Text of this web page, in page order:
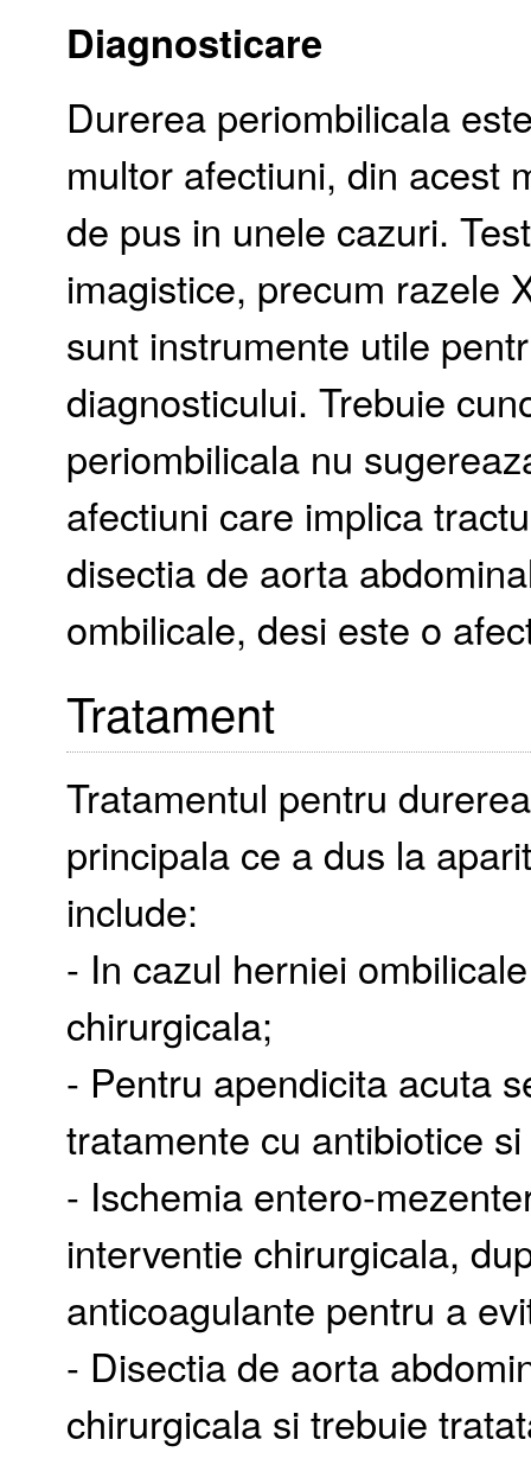
Diagnosticare
Durerea periombilicala
multor afectiuni, din acest
de pus in unele cazuri.
imagistice, precum razele
sunt instrumente utile
diagnosticului. Trebuie
periombilicala nu
afectiuni care implica
disectia de aorta
ombilicale, desi este o
Tratament
Tratamentul pentru
principala ce a dus la
include:
- In cazul herniei
chirurgicala;
- Pentru apendicita acuta
tratamente cu antibiotice
- Ischemia entero-
interventie chirurgicala,
anticoagulante pentru a
- Disectia de aorta
chirurgicala si trebuie